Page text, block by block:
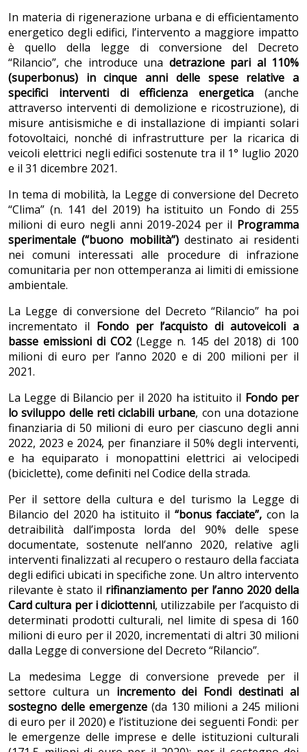
In materia di rigenerazione urbana e di efficientamento
energetico degli edifici, l’intervento a maggiore impatto
è quello della legge di conversione del Decreto
“Rilancio”, che introduce una detrazione pari al 110%
(superbonus) in cinque anni delle spese relative a
specifici interventi di efficienza energetica (anche
attraverso interventi di demolizione e ricostruzione), di
misure antisismiche e di installazione di impianti solari
fotovoltaici, nonché di infrastrutture per la ricarica di
veicoli elettrici negli edifici sostenute tra il 1° luglio 2020
e il 31 dicembre 2021.
In tema di mobilità, la Legge di conversione del Decreto
“Clima” (n. 141 del 2019) ha istituito un Fondo di 255
milioni di euro negli anni 2019-2024 per il Programma
sperimentale (“buono mobilità”)destinato ai residenti
nei comuni interessati alle procedure di infrazione
comunitaria per non ottemperanza ai limiti di emissione
ambientale.
La Legge di conversione del Decreto “Rilancio” ha poi
incrementato il Fondo per l’acquisto di autoveicoli a
basse emissioni di CO2 (Legge n. 145 del 2018) di 100
milioni di euro per l’anno 2020 e di 200 milioni per il
2021.
La Legge di Bilancio per il 2020 ha istituito il Fondo per
lo sviluppo delle reti ciclabili urbane, con una dotazione
finanziaria di 50 milioni di euro per ciascuno degli anni
2022, 2023 e 2024, per finanziare il 50% degli interventi,
e ha equiparato i monopattini elettrici ai velocipedi
(biciclette), come definiti nel Codice della strada.
Per il settore della cultura e del turismo la Legge di
Bilancio del 2020 ha istituito il “bonus facciate”,con la
detraibilità dall’imposta lorda del 90% delle spese
documentate, sostenute nell’anno 2020, relative agli
interventi finalizzati al recupero o restauro della facciata
degli edifici ubicati in specifiche zone. Un altro intervento
rilevante è stato il rifinanziamento per l’anno 2020 della
Card cultura per i diciottenni, utilizzabile per l’acquisto di
determinati prodotti culturali, nel limite di spesa di 160
milioni di euro per il 2020, incrementati di altri 30 milioni
dalla Legge di conversione del Decreto “Rilancio”.
La medesima Legge di conversione prevede per il
settore cultura un incremento dei Fondi destinati al
sostegno delle emergenze (da 130 milioni a 245 milioni
di euro per il 2020) e l’istituzione dei seguenti Fondi: per
le emergenze delle imprese e delle istituzioni culturali